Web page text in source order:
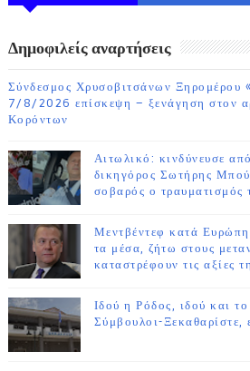
Δημοφιλείς αναρτήσεις
Σύνδεσμος Χρυσοβιτσάνων Ξηρομέρου
7/8/2026 επίσκεψη – ξενάγηση στον
Κορόντων
Αιτωλικό: κινδύνευσε
δικηγόρος Σωτήρης
σοβαρός ο τραυματισμός
Μεντβέντεφ κατά
τα μέσα, ζήτω στους
καταστρέφουν τις αξίες
Ιδού η Ρόδος, ιδού και
Σύμβουλοι-Ξεκαθαρίστε,